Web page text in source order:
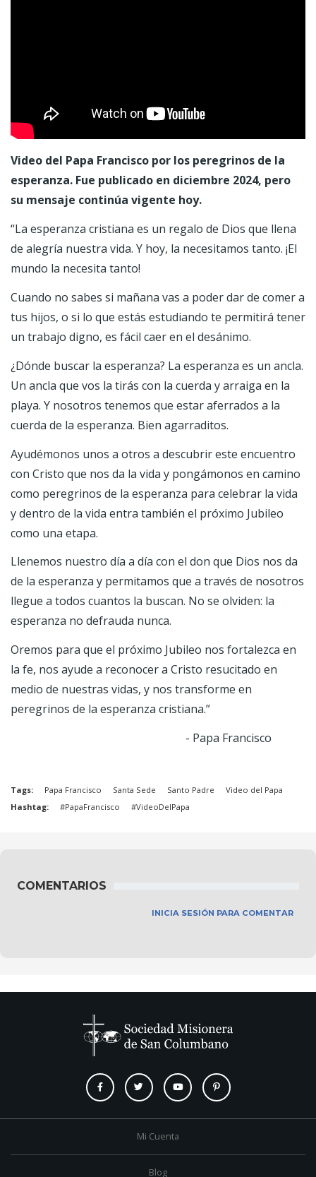
Video del Papa Francisco por los peregrinos de la
esperanza. Fue publicado en diciembre 2024, pero
su mensaje continúa vigente hoy.
“La esperanza cristiana es un regalo de Dios que llena
de alegría nuestra vida. Y hoy, la necesitamos tanto. ¡El
mundo la necesita tanto!
Cuando no sabes si mañana vas a poder dar de comer a
tus hijos, o si lo que estás estudiando te permitirá tener
un trabajo digno, es fácil caer en el desánimo.
¿Dónde buscar la esperanza? La esperanza es un ancla.
Un ancla que vos la tirás con la cuerda y arraiga en la
playa. Y nosotros tenemos que estar aferrados a la
cuerda de la esperanza. Bien agarraditos.
Ayudémonos unos a otros a descubrir este encuentro
con Cristo que nos da la vida y pongámonos en camino
como peregrinos de la esperanza para celebrar la vida
y dentro de la vida entra también el próximo Jubileo
como una etapa.
Llenemos nuestro día a día con el don que Dios nos da
de la esperanza y permitamos que a través de nosotros
llegue a todos cuantos la buscan. No se olviden: la
esperanza no defrauda nunca.
Oremos para que el próximo Jubileo nos fortalezca en
la fe, nos ayude a reconocer a Cristo resucitado en
medio de nuestras vidas, y nos transforme en
peregrinos de la esperanza cristiana.”
- Papa Francisco
Tags Papa Francisco Santa Sede Santo Padre
Video del Papa
Hashtag
#PapaFrancisco #VideoDelPapa
COMENTARIOS
INICIA SESIÓN PARA COMENTAR
Mi Cuenta
Blog